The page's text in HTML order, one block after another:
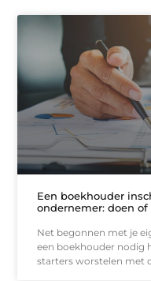
Een boekhouder
ondernemer: doen of
Net begonnen met je
een boekhouder nodig
starters worstelen met